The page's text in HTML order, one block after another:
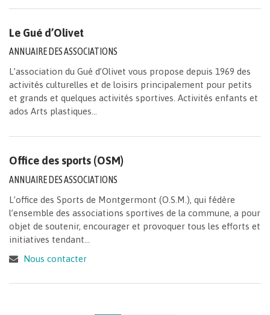
Le Gué d’Olivet
ANNUAIRE DES ASSOCIATIONS
L’association du Gué d’Olivet vous propose depuis 1969 des
activités culturelles et de loisirs principalement pour petits
et grands et quelques activités sportives. Activités enfants et
ados Arts plastiques...
Office des sports (OSM)
ANNUAIRE DES ASSOCIATIONS
L’office des Sports de Montgermont (O.S.M.), qui fédère
l’ensemble des associations sportives de la commune, a pour
objet de soutenir, encourager et provoquer tous les efforts et
initiatives tendant...
Nous contacter